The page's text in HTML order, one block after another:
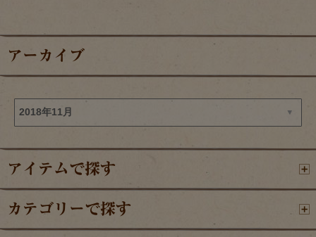
アーカイブ
アイテムで探す
カテゴリーで探す